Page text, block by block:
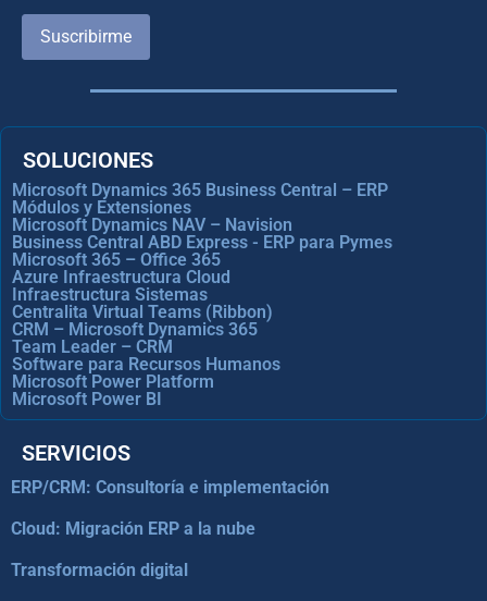
Suscribirme
SOLUCIONES
Microsoft Dynamics 365 Business Central – ERP
Módulos y Extensiones
Microsoft Dynamics NAV – Navision
Business Central ABD Express - ERP para Pymes
Microsoft 365 – Office 365
Azure Infraestructura Cloud
Infraestructura Sistemas
Centralita Virtual Teams (Ribbon)
CRM – Microsoft Dynamics 365
Team Leader – CRM
Software para Recursos Humanos
Microsoft Power Platform
Microsoft Power BI
SERVICIOS
ERP/CRM: Consultoría e implementación
Cloud: Migración ERP a la nube
Transformación digital